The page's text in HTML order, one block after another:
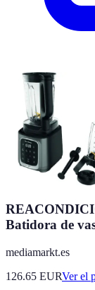
Batidora de
mediamarkt.es
126.65 EURVer el